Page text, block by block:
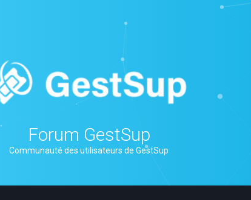
Forum GestSup
Communauté des utilisateurs de GestSup